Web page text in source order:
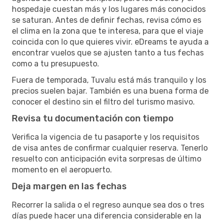
hospedaje cuestan más y los lugares más conocidos
se saturan. Antes de definir fechas, revisa cómo es
el clima en la zona que te interesa, para que el viaje
coincida con lo que quieres vivir. eDreams te ayuda a
encontrar vuelos que se ajusten tanto a tus fechas
como a tu presupuesto.
Fuera de temporada, Tuvalu está más tranquilo y los
precios suelen bajar. También es una buena forma de
conocer el destino sin el filtro del turismo masivo.
Revisa tu documentación con tiempo
Verifica la vigencia de tu pasaporte y los requisitos
de visa antes de confirmar cualquier reserva. Tenerlo
resuelto con anticipación evita sorpresas de último
momento en el aeropuerto.
Deja margen en las fechas
Recorrer la salida o el regreso aunque sea dos o tres
días puede hacer una diferencia considerable en la